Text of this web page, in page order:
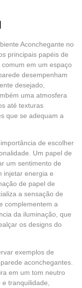
Aconchegante no
principais papéis de
em um espaço
desempenham
desejado,
uma atmosfera
até texturas
que se adequam a
de escolher
Um papel de
um sentimento de
injetar energia e
de papel de
a sensação de
complementem a
da iluminação, que
os designs do
exemplos de
aconchegantes.
em um tom neutro
tranquilidade,